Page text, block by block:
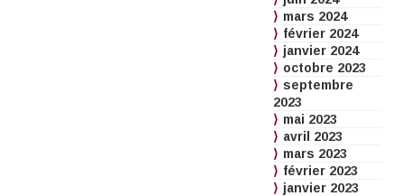
mars 2024
février 2024
janvier 2024
octobre 2023
septembre
2023
mai 2023
avril 2023
mars 2023
février 2023
janvier 2023